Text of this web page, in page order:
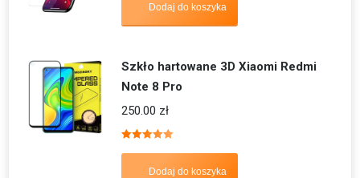
Dodaj do koszyka
Szkło hartowane 3D Xiaomi Redmi
Note 8 Pro
250.00 zł
5.00
Dodaj do koszyka